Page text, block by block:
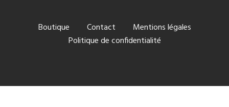
Boutique Contact
Mentions légales
Politique de confidentialité